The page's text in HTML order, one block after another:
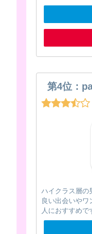
第4位：
ハイクラス層の
良い出会いやワ
人におすすめで